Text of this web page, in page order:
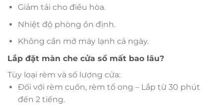
Giảm tải cho điều hòa.
Nhiệt độ phòng ổn định.
Không cần mở máy lạnh cả ngày.
Lắp đặt màn che cửa sổ mất bao lâu?
Tùy loại rèm và số lượng cửa:
Đối với rèm cuốn, rèm tổ ong – Lắp từ 30 phút
đến 2 tiếng.